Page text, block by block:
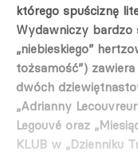
którego spuściznę
Wydawniczy bardzo
„niebieskiego”
tożsamość”)
dwóch
„Adrianny
Legouvé oraz
KLUB w „Dzienniku